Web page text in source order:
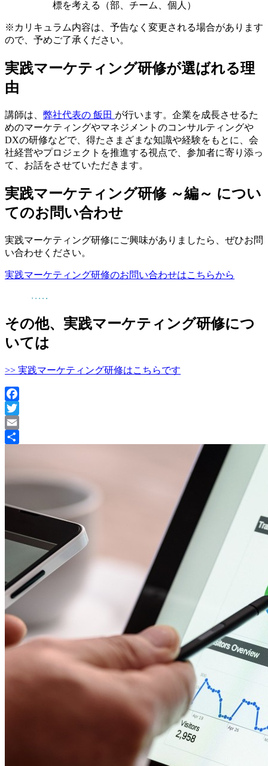
標を考える（部、チーム、個人）
※カリキュラム内容は、予告なく変更される場合があります
ので、予めご了承ください。
実践マーケティング研修が選ばれる理
由
講師は、 弊社代表の 飯田 が行います。企業を成長させるた
めのマーケティングやマネジメントのコンサルティングや
DXの研修などで、得たさまざまな知識や経験をもとに、会
社経営やプロジェクトを推進する視点で、参加者に寄り添っ
て、お話をさせていただきます。
実践マーケティング研修 ～編～ につい
てのお問い合わせ
実践マーケティング研修にご興味がありましたら、ぜひお問
い合わせください。
実践マーケティング研修のお問い合わせはこちらから
その他、実践マーケティング研修につ
いては
>> 実践マーケティング研修はこちらです
Facebook
Twitter
Email